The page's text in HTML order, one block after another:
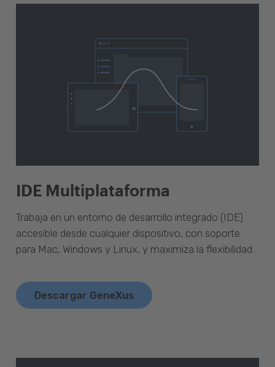
IDE Multiplataforma
Trabaja en un entorno de desarrollo integrado (IDE)
accesible desde cualquier dispositivo, con soporte
para Mac, Windows y Linux, y maximiza la flexibilidad.
Descargar GeneXus